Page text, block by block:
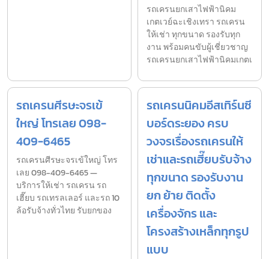
รถเครนยกเสาไฟฟ้านิคม
เกตเวย์ฉะเชิงเทรา รถเครน
ให้เช่า ทุกขนาด รองรับทุก
งาน พร้อมคนขับผู้เชี่ยวชาญ
รถเครนยกเสาไฟฟ้านิคมเกตเ
รถเครนศีรษะจรเข้
ใหญ่ โทรเลย 098-
409-6465
รถเครนศีรษะจรเข้ใหญ่ โทร
เลย 098-409-6465 —
บริการให้เช่า รถเครน รถ
เฮี๊ยบ รถเทรลเลอร์ และรถ 10
ล้อรับจ้างทั่วไทย รับยกของ
รถเครนนิคมอีสเทิร์นซี
บอร์ดระยอง ครบ
วงจรเรื่องรถเครนให้
เช่าและรถเฮี๊ยบรับจ้าง
ทุกขนาด รองรับงาน
ยก ย้าย ติดตั้ง
เครื่องจักร และ
โครงสร้างเหล็กทุกรูป
แบบ